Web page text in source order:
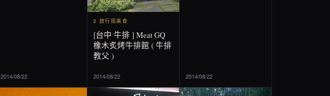
2014/08/22
2 旅行與美食
[台中 牛排 ] Meat GQ
橡木炙烤牛排館 ( 牛排
教父 )
2014/08/22 2014/08/22